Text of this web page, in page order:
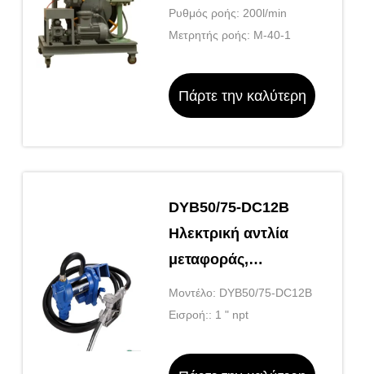
Ρυθμός ροής: 200l/min
Μετρητής ροής: Μ-40-1
Πάρτε την καλύτερη
DYB50/75-DC12B
Ηλεκτρική αντλία
μεταφοράς,
ανθεκτική σε έκρηξη
Μοντέλο: DYB50/75-DC12B
Εισροή:: 1 " npt